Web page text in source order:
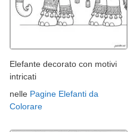
Elefante decorato con motivi
intricati
nelle Pagine Elefanti da
Colorare